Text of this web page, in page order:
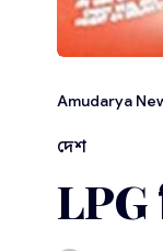
Amudarya
দেশ
LPG